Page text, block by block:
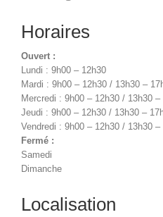
Horaires
Ouvert :
Lundi : 9h00 – 12h30
Mardi : 9h00 – 12h30 / 13h30 –
Mercredi : 9h00 – 12h30 / 13h30 –
Jeudi : 9h00 – 12h30 / 13h30 –
Vendredi : 9h00 – 12h30 / 13h30 –
Fermé :
Samedi
Dimanche
Localisation